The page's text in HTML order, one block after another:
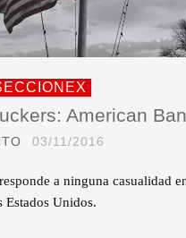
American
03/11/2016
a ninguna casualidad
Estados Unidos.